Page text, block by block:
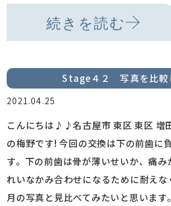
続きを読む
Stage４２ 写真を比較
2021.04.25
こんにちは♪♪名古屋市 東区 東区 増
の梅野です! 今回の交換は下の前歯に
す。下の前歯は骨が薄いせいか、痛み
れいなかみ合わせになるために耐えな
月の写真と見比べてみたいと思いま